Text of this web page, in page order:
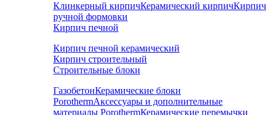
Клинкерный кирпичКерамический кирпичКирпич
ручной формовки
Кирпич печной
Кирпич печной керамический
Кирпич строительный
Строительные блоки
ГазобетонКерамические блоки
PorothermАксессуары и дополнительные
материалы PorothermКерамические перемычки